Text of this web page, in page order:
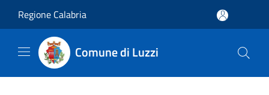
Regione Calabria
Comune di Luzzi